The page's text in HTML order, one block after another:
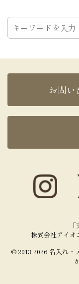
お問い
株式会社アイオ
© 2013-2026 名入れ・